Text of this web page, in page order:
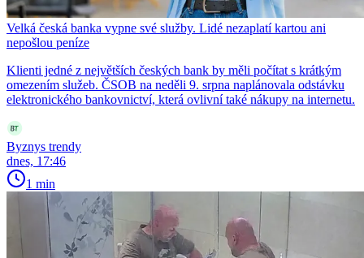
Velká česká banka vypne své služby. Lidé nezaplatí kartou ani
nepošlou peníze
Klienti jedné z největších českých bank by měli počítat s krátkým
omezením služeb. ČSOB na neděli 9. srpna naplánovala odstávku
elektronického bankovnictví, která ovlivní také nákupy na internetu.
Byznys trendy
dnes, 17:46
1 min